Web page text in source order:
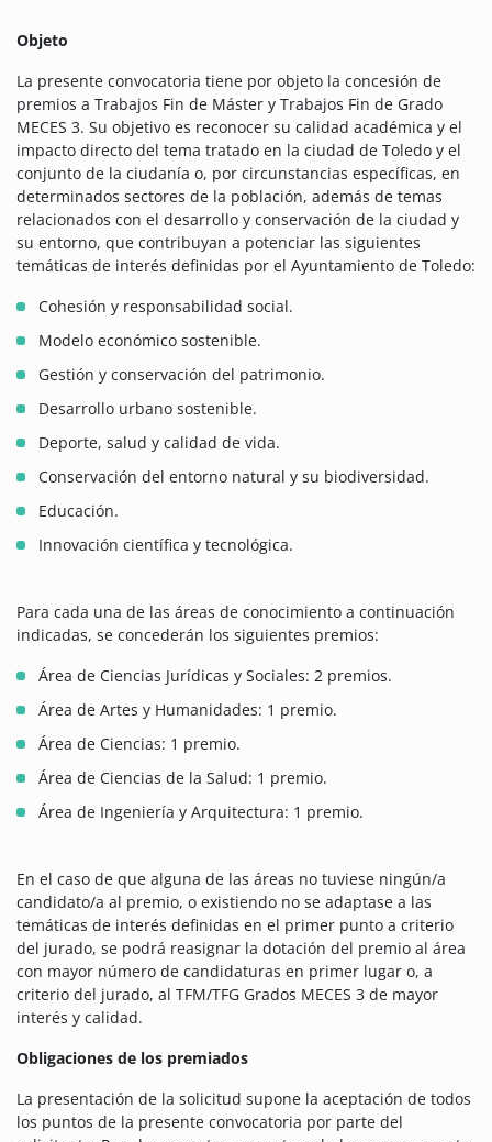
Objeto
La presente convocatoria tiene por objeto la concesión de
premios a Trabajos Fin de Máster y Trabajos Fin de Grado
MECES 3. Su objetivo es reconocer su calidad académica y el
impacto directo del tema tratado en la ciudad de Toledo y el
conjunto de la ciudanía o, por circunstancias específicas, en
determinados sectores de la población, además de temas
relacionados con el desarrollo y conservación de la ciudad y
su entorno, que contribuyan a potenciar las siguientes
temáticas de interés definidas por el Ayuntamiento de Toledo:
Cohesión y responsabilidad social.
Modelo económico sostenible.
Gestión y conservación del patrimonio.
Desarrollo urbano sostenible.
Deporte, salud y calidad de vida.
Conservación del entorno natural y su biodiversidad.
Educación.
Innovación científica y tecnológica.
Para cada una de las áreas de conocimiento a continuación
indicadas, se concederán los siguientes premios:
Área de Ciencias Jurídicas y Sociales: 2 premios.
Área de Artes y Humanidades: 1 premio.
Área de Ciencias: 1 premio.
Área de Ciencias de la Salud: 1 premio.
Área de Ingeniería y Arquitectura: 1 premio.
En el caso de que alguna de las áreas no tuviese ningún/a
candidato/a al premio, o existiendo no se adaptase a las
temáticas de interés definidas en el primer punto a criterio
del jurado, se podrá reasignar la dotación del premio al área
con mayor número de candidaturas en primer lugar o, a
criterio del jurado, al TFM/TFG Grados MECES 3 de mayor
interés y calidad.
Obligaciones de los premiados
La presentación de la solicitud supone la aceptación de todos
los puntos de la presente convocatoria por parte del